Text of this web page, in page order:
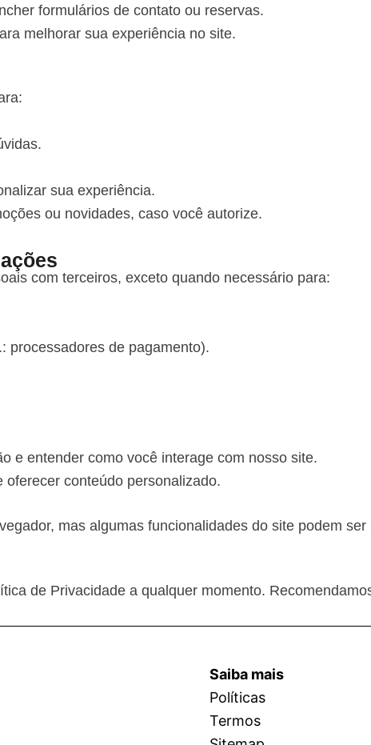
formulários de contato ou reservas.
melhorar sua experiência no site.
sua experiência.
ou novidades, caso você autorize.
com terceiros, exceto quando necessário para:
processadores de pagamento).
e entender como você interage com nosso site.
conteúdo personalizado.
mas algumas funcionalidades do site podem ser
de Privacidade a qualquer momento.
Saiba mais
Políticas
Termos